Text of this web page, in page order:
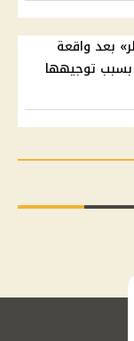
بعد واقعة
توجيهها